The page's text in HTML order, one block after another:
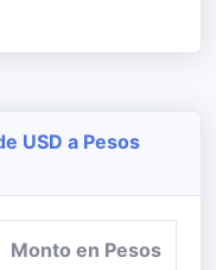
USD a Pesos
Monto en Pesos